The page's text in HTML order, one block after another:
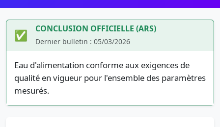
✅ CONCLUSION OFFICIELLE (ARS)
Dernier bulletin : 05/03/2026
Eau d'alimentation conforme aux exigences de
qualité en vigueur pour l'ensemble des paramètres
mesurés.